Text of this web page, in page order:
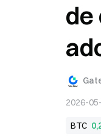
de
2026-
BTC